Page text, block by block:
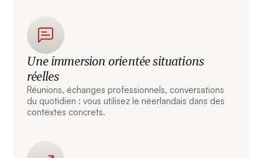
Une immersion orientée situations
réelles
Réunions, échanges professionnels, conversations
du quotidien : vous utilisez le néerlandais dans des
contextes concrets.